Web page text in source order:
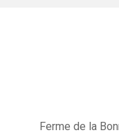
Ferme de la